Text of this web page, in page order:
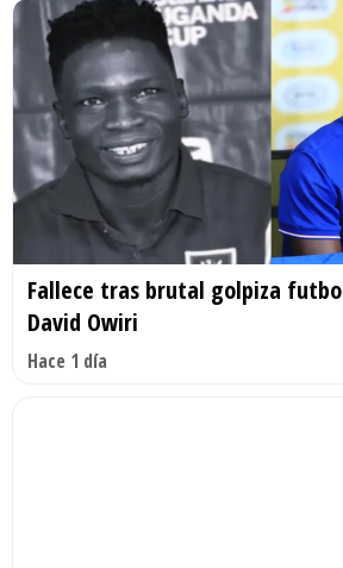
Fallece tras brutal golpiza
David Owiri
Hace 1 día